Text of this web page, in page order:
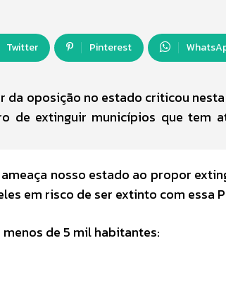
Twitter Pinterest
da oposição no estado criticou
de extinguir municípios que tem
nosso estado ao propor
em risco de ser extinto com essa
de 5 mil habitantes: